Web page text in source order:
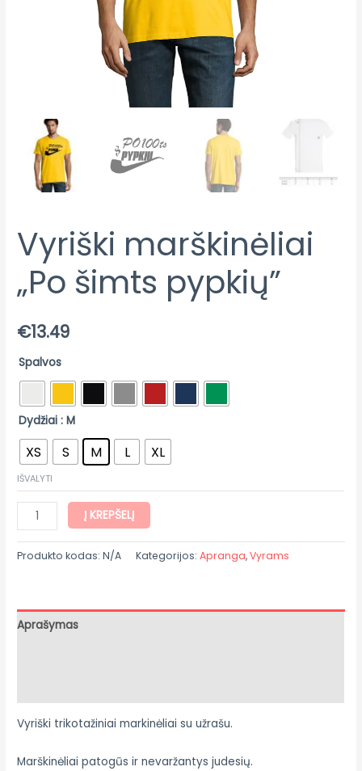
Vyriški marškinėliai
„Po šimts pypkių”
€13.49
Spalvos
Dydžiai : M
XS S M L XL
IŠVALYTI
Į KREPŠELĮ
Produkto kodas:N/A Kategorijos:Apranga,Vyrams
Aprašymas
Vyriški trikotažiniai markinėliai su užrašu.
Marškinėliai patogūs ir nevaržantys judesių.